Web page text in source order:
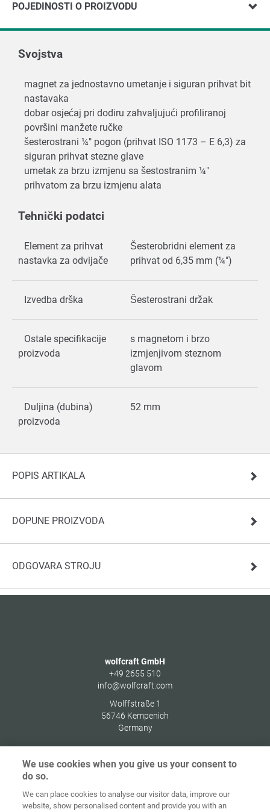
POJEDINOSTI O PROIZVODU
Svojstva
magnet za jednostavno umetanje i siguran prihvat bit
nastavaka
dobar osjećaj pri dodiru zahvaljujući profiliranoj
površini manžete ručke
šesterostrani ¼" pogon (prihvat ISO 1173 – E 6,3) za
siguran prihvat stezne glave
umetak za brzu izmjenu sa šestostranim ¼"
prihvatom za brzu izmjenu alata
Tehnički podatci
Element za prihvat
nastavka za odvijače
Šesterobridni element za
prihvat od 6,35 mm (¼")
Izvedba drška Šesterostrani držak
Ostale specifikacije
proizvoda
s magnetom i brzo
izmjenjivom steznom
glavom
Duljina (dubina)
proizvoda
52 mm
POPIS ARTIKALA
DOPUNE PROIZVODA
ODGOVARA STROJU
wolfcraft GmbH
+49 2655 510
info@wolfcraft.com
Wolffstraße 1
56746 Kempenich
Germany
Početna Kontakt Impresum
Zaštita
podataka
We use cookies when you give us your consent to
do so.
We can place cookies to analyse our visitor data, improve our
website, show personalised content and provide you with an